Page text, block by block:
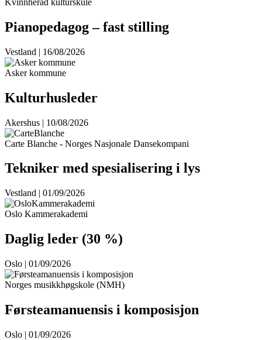
Pianopedagog – fast stilling
Vestland | 16/08/2026
Asker kommune
Kulturhusleder
Akershus | 10/08/2026
Carte Blanche - Norges Nasjonale Dansekompani
Tekniker med spesialisering i lys
Vestland | 01/09/2026
Oslo Kammerakademi
Daglig leder (30 %)
Oslo | 01/09/2026
Norges musikkhøgskole (NMH)
Førsteamanuensis i komposisjon
Oslo | 01/09/2026